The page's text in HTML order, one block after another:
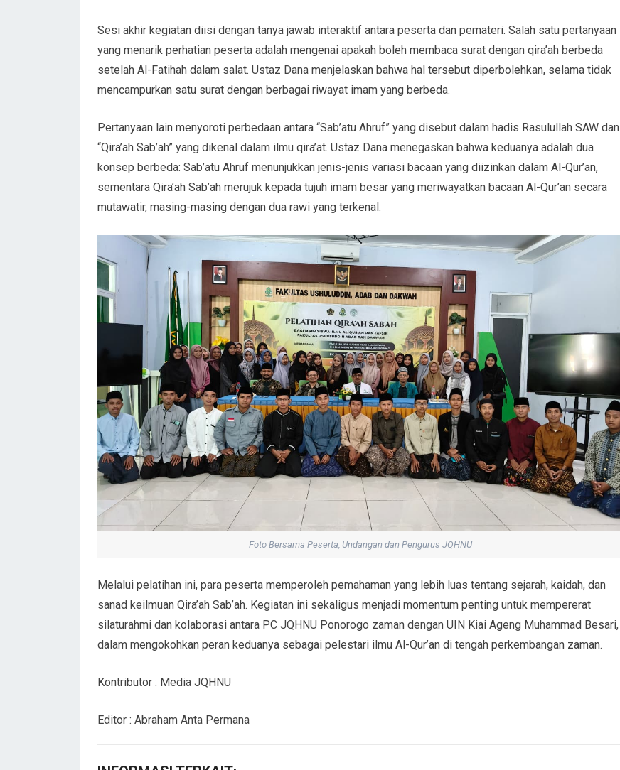
Sesi akhir kegiatan diisi dengan tanya jawab interaktif antara peserta dan pemateri. Salah satu pertanyaan
yang menarik perhatian peserta adalah mengenai apakah boleh membaca surat dengan qira’ah berbeda
setelah Al-Fatihah dalam salat. Ustaz Dana menjelaskan bahwa hal tersebut diperbolehkan, selama tidak
mencampurkan satu surat dengan berbagai riwayat imam yang berbeda.
Pertanyaan lain menyoroti perbedaan antara “Sab’atu Ahruf” yang disebut dalam hadis Rasulullah SAW dan
“Qira’ah Sab’ah” yang dikenal dalam ilmu qira’at. Ustaz Dana menegaskan bahwa keduanya adalah dua
konsep berbeda: Sab’atu Ahruf menunjukkan jenis-jenis variasi bacaan yang diizinkan dalam Al-Qur’an,
sementara Qira’ah Sab’ah merujuk kepada tujuh imam besar yang meriwayatkan bacaan Al-Qur’an secara
mutawatir, masing-masing dengan dua rawi yang terkenal.
Foto Bersama Peserta, Undangan dan Pengurus JQHNU
Melalui pelatihan ini, para peserta memperoleh pemahaman yang lebih luas tentang sejarah, kaidah, dan
sanad keilmuan Qira’ah Sab’ah. Kegiatan ini sekaligus menjadi momentum penting untuk mempererat
silaturahmi dan kolaborasi antara PC JQHNU Ponorogo zaman dengan UIN Kiai Ageng Muhammad Besari,
dalam mengokohkan peran keduanya sebagai pelestari ilmu Al-Qur’an di tengah perkembangan zaman.
Kontributor : Media JQHNU
Editor : Abraham Anta Permana